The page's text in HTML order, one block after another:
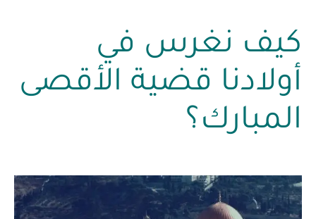
كيف نغرس في
أولادنا قضية الأقصى
المبارك؟